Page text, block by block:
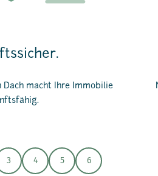
Dach macht Ihre Immobilie
3 4 5 6